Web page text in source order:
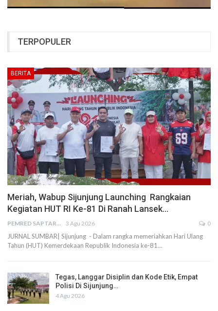
TERPOPULER
BERITA
Meriah, Wabup Sijunjung Launching Rangkaian
Kegiatan HUT RI Ke-81 Di Ranah Lansek…
PEMRED SAPTARIUS 3 Agu 2026 0
JURNAL SUMBAR| Sijunjung - Dalam rangka memeriahkan Hari Ulang
Tahun (HUT) Kemerdekaan Republik Indonesia ke-81…
Tegas, Langgar Disiplin dan Kode Etik, Empat
Polisi Di Sijunjung…
4 Agu 2026